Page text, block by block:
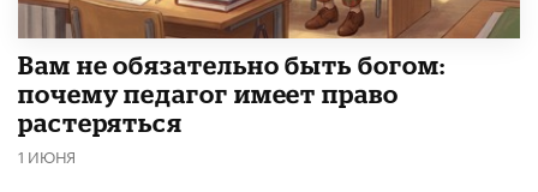
​Вам не обязательно быть богом:
почему педагог имеет право
растеряться
1 ИЮНЯ